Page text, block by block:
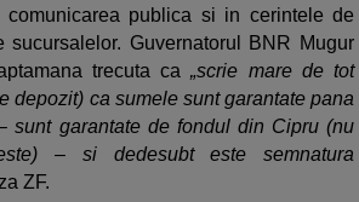
publica si in cerintele de
sucursalelor. Guvernatorul BNR Mugur
trecuta ca „scrie mare de tot
depozit) ca sumele sunt garantate pana
sunt garantate de fondul din Cipru (nu
– si dedesubt este semnatura
ZF.